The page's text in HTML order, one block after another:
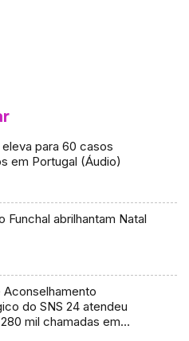
para 60 casos
em Portugal (Áudio)
Funchal abrilhantam Natal
Aconselhamento
do SNS 24 atendeu
mil chamadas em